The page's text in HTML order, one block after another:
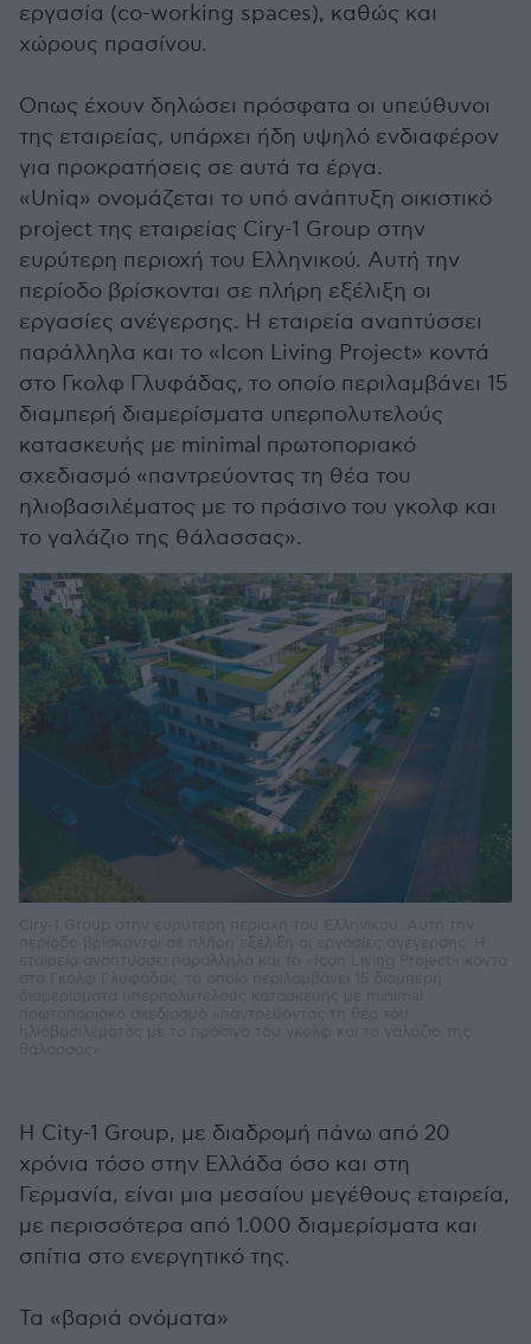
εργασία (co-working spaces), καθώς και
χώρους πρασίνου.
Οπως έχουν δηλώσει πρόσφατα οι υπεύθυνοι
της εταιρείας, υπάρχει ήδη υψηλό ενδιαφέρον
για προκρατήσεις σε αυτά τα έργα.
«Uniq» ονομάζεται το υπό ανάπτυξη οικιστικό
project της εταιρείας Ciry-1 Group στην
ευρύτερη περιοχή του Ελληνικού. Αυτή την
περίοδο βρίσκονται σε πλήρη εξέλιξη οι
εργασίες ανέγερσης. Η εταιρεία αναπτύσσει
παράλληλα και το «Icon Living Project» κοντά
στο Γκολφ Γλυφάδας, το οποίο περιλαμβάνει 15
διαμπερή διαμερίσματα υπερπολυτελούς
κατασκευής με minimal πρωτοποριακό
σχεδιασμό «παντρεύοντας τη θέα του
ηλιοβασιλέματος με το πράσινο του γκολφ και
το γαλάζιο της θάλασσας».
Η City-1 Group, με διαδρομή πάνω από 20
χρόνια τόσο στην Ελλάδα όσο και στη
Γερμανία, είναι μια μεσαίου μεγέθους εταιρεία,
με περισσότερα από 1.000 διαμερίσματα και
σπίτια στο ενεργητικό της.
Τα «βαριά ονόματα»